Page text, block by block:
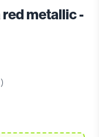
red metallic -